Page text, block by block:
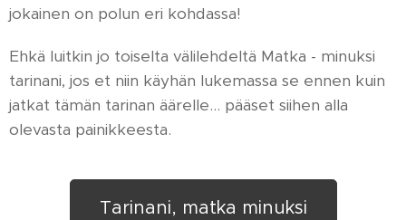
jokainen on polun eri kohdassa!
Ehkä luitkin jo toiselta välilehdeltä Matka - minuksi
tarinani, jos et niin käyhän lukemassa se ennen kuin
jatkat tämän tarinan äärelle... pääset siihen alla
olevasta painikkeesta.
Tarinani, matka minuksi